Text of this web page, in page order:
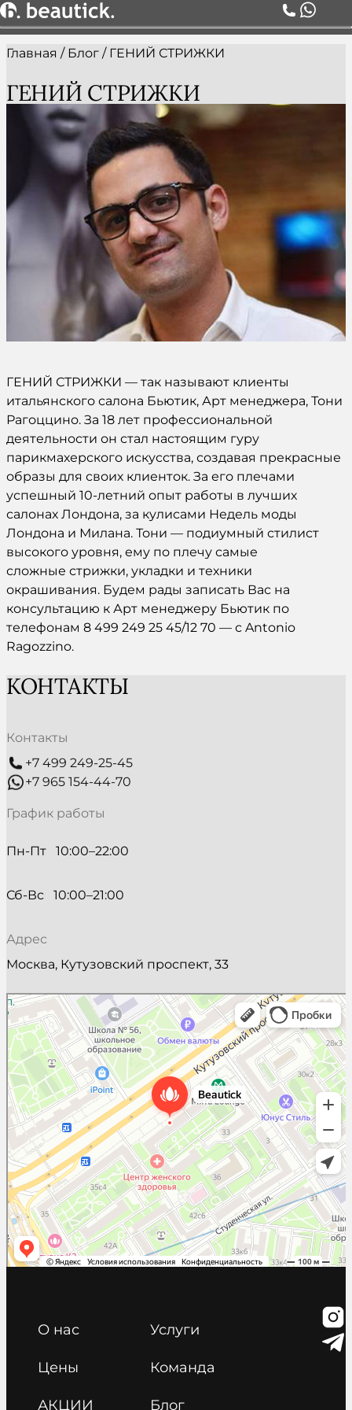
СЕРТИФИКАТЫ
Главная / Блог / ГЕНИЙ СТРИЖКИ
ГЕНИЙ СТРИЖКИ
ГЕНИЙ СТРИЖКИ — так называют клиенты
итальянского салона Бьютик, Арт менеджера, Тони
Рагоццино. За 18 лет профессиональной
деятельности он стал настоящим гуру
парикмахерского искусства, создавая прекрасные
образы для своих клиенток. За его плечами
успешный 10-летний опыт работы в лучших
салонах Лондона, за кулисами Недель моды
Лондона и Милана. Тони — подиумный стилист
высокого уровня, ему по плечу самые
сложные стрижки, укладки и техники
окрашивания. Будем рады записать Вас на
консультацию к Арт менеджеру Бьютик по
телефонам 8 499 249 25 45/12 70 — с Antonio
Ragozzino.
КОНТАКТЫ
Контакты
+7 499 249-25-45
+7 965 154-44-70
График работы
Пн-Пт   10:00–22:00
Сб-Вс   10:00–21:00
Адрес
Москва, Кутузовский проспект, 33
Beautick
Салон красоты в Москве
Косметология в Москве
О нас Услуги
Цены Команда
АКЦИИ Блог